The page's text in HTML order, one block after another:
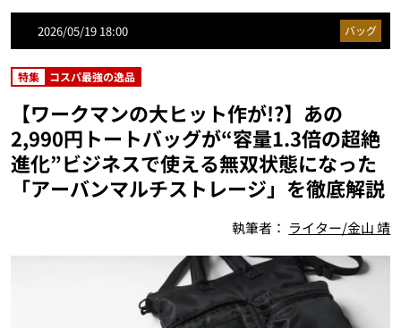
2026/05/19 18:00 バッグ
特集 コスパ最強の逸品
【ワークマンの大ヒット作が!?】あの
2,990円トートバッグが“容量1.3倍の超絶
進化”ビジネスで使える無双状態になった
「アーバンマルチストレージ」を徹底解説
執筆者： ライター/金山 靖